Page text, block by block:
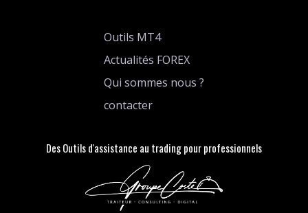
Outils MT4
Actualités FOREX
Qui sommes nous ?
contacter
Des Outils d'assistance au trading pour professionnels